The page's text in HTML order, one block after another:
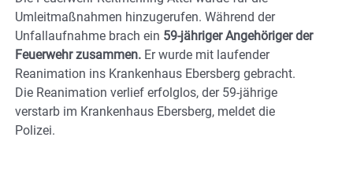
Umleitmaßnahmen hinzugerufen. Während der
Unfallaufnahme brach ein 59-jähriger Angehöriger der
Feuerwehr zusammen. Er wurde mit laufender
Reanimation ins Krankenhaus Ebersberg gebracht.
Die Reanimation verlief erfolglos, der 59-jährige
verstarb im Krankenhaus Ebersberg, meldet die
Polizei.